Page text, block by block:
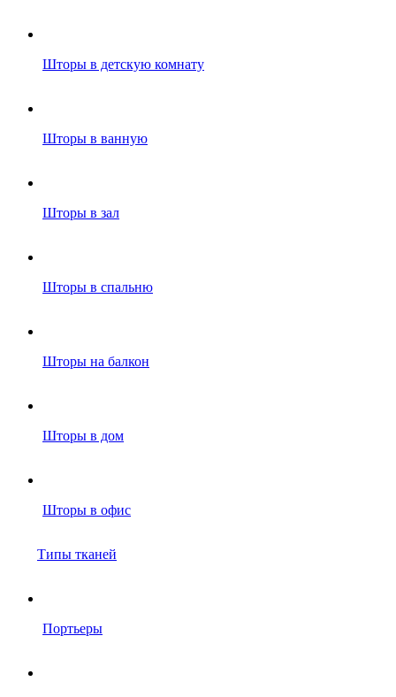
Шторы в детскую комнату
Шторы в ванную
Шторы в зал
Шторы в спальню
Шторы на балкон
Шторы в дом
Шторы в офис
Типы тканей
Портьеры